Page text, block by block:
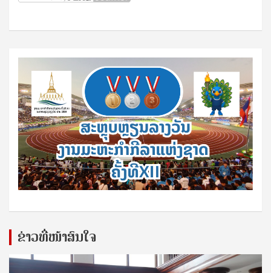
ຂ່າວທີ່ໜ້າສົນໃຈ